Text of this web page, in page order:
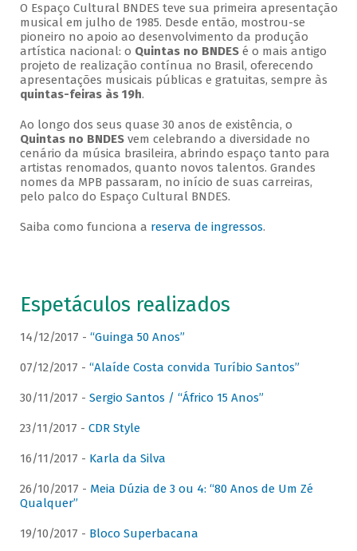
O Espaço Cultural BNDES teve sua primeira apresentação
musical em julho de 1985. Desde então, mostrou-se
pioneiro no apoio ao desenvolvimento da produção
artística nacional: o Quintas no BNDESé o mais antigo
projeto de realização contínua no Brasil, oferecendo
apresentações musicais públicas e gratuitas, sempre às
quintas-feiras às 19h.
Ao longo dos seus quase 30 anos de existência, o
Quintas no BNDESvem celebrando a diversidade no
cenário da música brasileira, abrindo espaço tanto para
artistas renomados, quanto novos talentos. Grandes
nomes da MPB passaram, no início de suas carreiras,
pelo palco do Espaço Cultural BNDES.
Saiba como funciona a reserva de ingressos.
Espetáculos realizados
14/12/2017 - “Guinga 50 Anos”
07/12/2017 - “Alaíde Costa convida Turíbio Santos”
30/11/2017 - Sergio Santos / “Áfrico 15 Anos”
23/11/2017 - CDR Style
16/11/2017 - Karla da Silva
26/10/2017 - Meia Dúzia de 3 ou 4: “80 Anos de Um Zé
Qualquer”
19/10/2017 - Bloco Superbacana